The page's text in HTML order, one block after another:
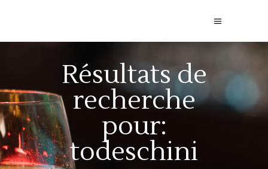
Résultats de
recherche
pour:
todeschini